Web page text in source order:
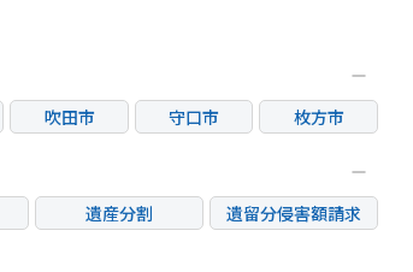
吹田市 守口市
枚方市
遺産分割
遺留分侵害額請求